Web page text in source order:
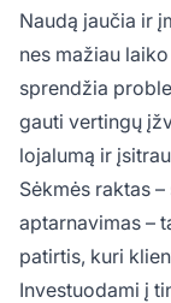
Naudą jaučia ir
nes mažiau
sprendžia
gauti vertingų
lojalumą ir
Sėkmės raktas
aptarnavimas –
patirtis, kuri
Investuodami į